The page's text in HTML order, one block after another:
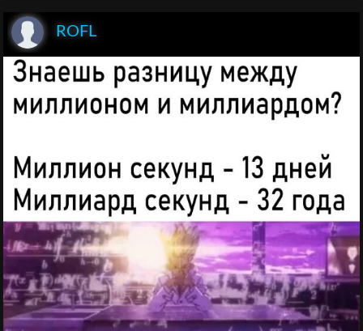
ROFL